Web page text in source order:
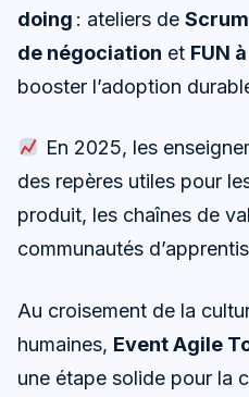
doing : ateliers de Scrum
de négociation et FUN
booster l’adoption
En 2025, les
des repères utiles pour
produit, les chaînes de
communautés
Au croisement de la
humaines, Event Agile
une étape solide pour la